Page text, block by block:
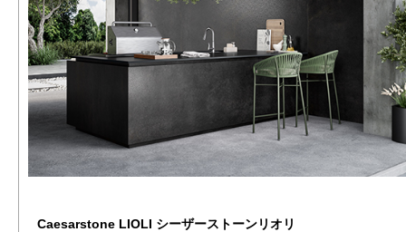
Caesarstone LIOLI シーザーストーンリオリ